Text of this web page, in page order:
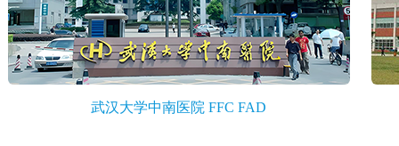
武汉大学中南医院 FFC FAD